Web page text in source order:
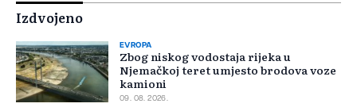
Izdvojeno
EVROPA
Zbog niskog vodostaja rijeka u
Njemačkoj teret umjesto brodova voze
kamioni
09. 08. 2026.